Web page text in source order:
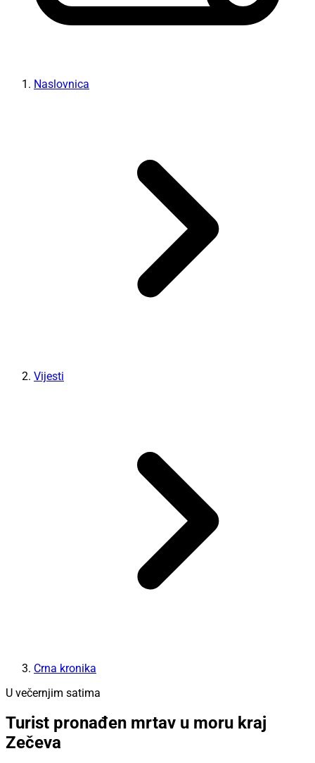
Naslovnica
Vijesti
Crna kronika
U večernjim satima
Turist pronađen mrtav u moru kraj
Zečeva